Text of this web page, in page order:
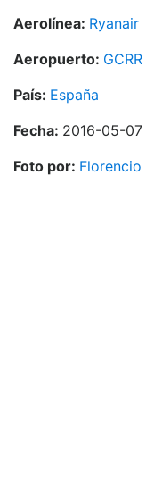
Aerolínea: Ryanair
Aeropuerto:
País: España
Fecha: 2016-05-07
Foto por: